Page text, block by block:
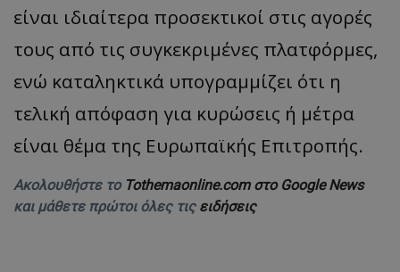
είναι ιδιαίτερα προσεκτικοί στις αγορές
τους από τις συγκεκριμένες πλατφόρμες,
ενώ καταληκτικά υπογραμμίζει ότι η
τελική απόφαση για κυρώσεις ή μέτρα
είναι θέμα της Ευρωπαϊκής Επιτροπής.
Ακολουθήστε το Tothemaonline.com στο Google News
και μάθετε πρώτοι όλες τις ειδήσεις